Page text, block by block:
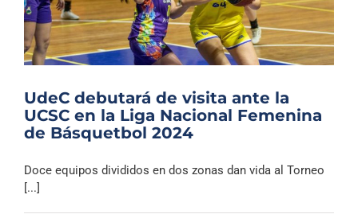
UdeC debutará de visita ante la
UCSC en la Liga Nacional Femenina
de Básquetbol 2024
Doce equipos divididos en dos zonas dan vida al Torneo
[...]